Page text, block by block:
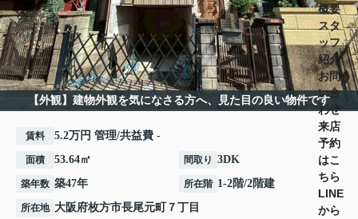
概要
スタ
ッフ
紹介
お問
い合
わせ
来店
予約
はこ
ちら
LINE
から
【外観】建物外観を気になさる方へ、見た目の良い物件です
賃料 5.2万円 管理/共益費 -
面積 53.64㎡ 間取り 3DK
築年数 築47年 所在階 1-2階/2階建
所在地 大阪府枚方市長尾元町 ７丁目